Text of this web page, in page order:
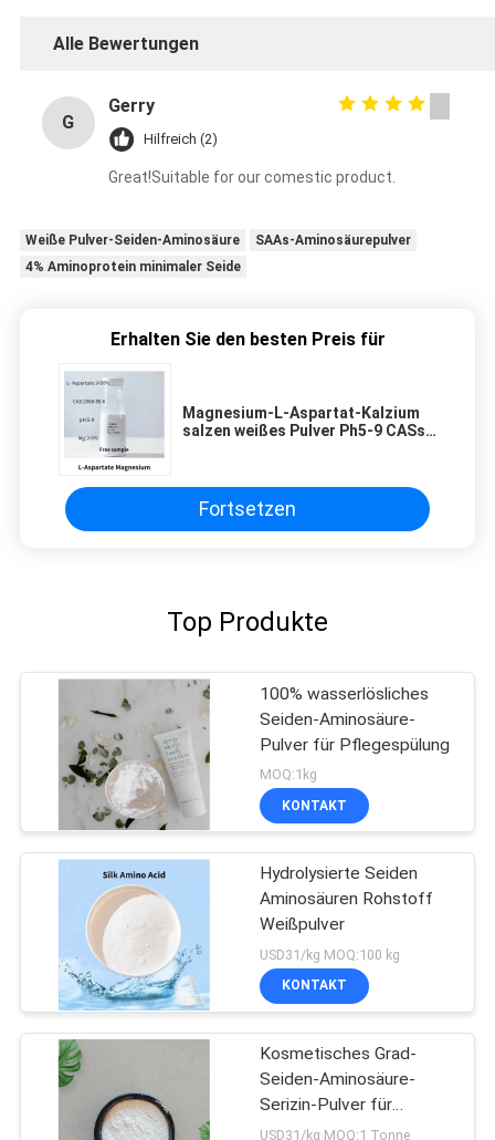
Alle Bewertungen
G
Gerry
Hilfreich (2)
Great!Suitable for our comestic product.
Weiße Pulver-Seiden-Aminosäure
SAAs-Aminosäurepulver
4% Aminoprotein minimaler Seide
Erhalten Sie den besten Preis für
Magnesium-L-Aspartat-Kalzium
salzen weißes Pulver Ph5-9 CASs
Fortsetzen
Top Produkte
100% wasserlösliches
Seiden-Aminosäure-
Pulver für Pflegespülung
MOQ:1kg
KONTAKT
Hydrolysierte Seiden
Aminosäuren Rohstoff
Weißpulver
USD31/kg MOQ:100 kg
KONTAKT
Kosmetisches Grad-
Seiden-Aminosäure-
Serizin-Pulver für
Pflegespülungs-
USD31/kg MOQ:1 Tonne